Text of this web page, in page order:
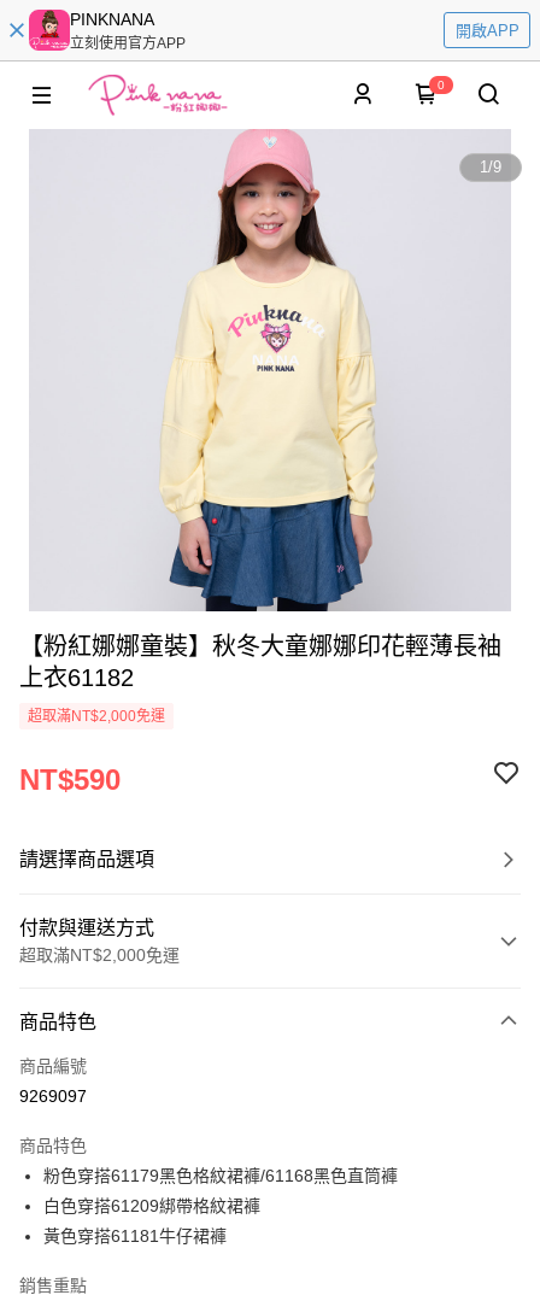
PINKNANA
立刻使用官方APP
開啟APP
0
1/9
【粉紅娜娜童裝】秋冬大童娜娜印花輕薄長袖
上衣61182
超取滿NT$2,000免運
NT$590
請選擇商品選項
付款與運送方式
超取滿NT$2,000免運
信用卡一次付款
超商取貨付款
Apple Pay
Google Pay
商品特色
商品編號
9269097
商品特色
粉色穿搭61179黑色格紋裙褲/61168黑色直筒褲
白色穿搭61209綁帶格紋裙褲
黃色穿搭61181牛仔裙褲
銷售重點